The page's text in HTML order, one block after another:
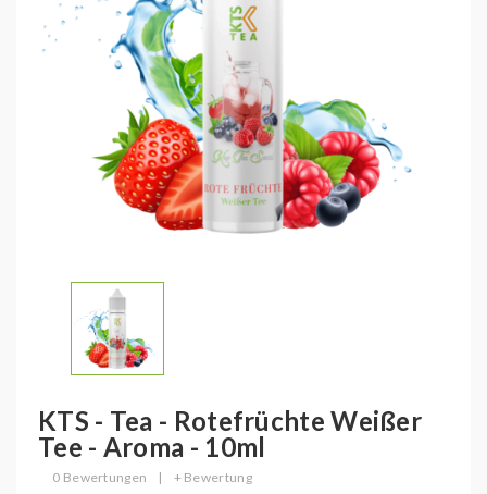
KTS - Tea - Rotefrüchte Weißer
Tee - Aroma - 10ml
0 Bewertungen | + Bewertung